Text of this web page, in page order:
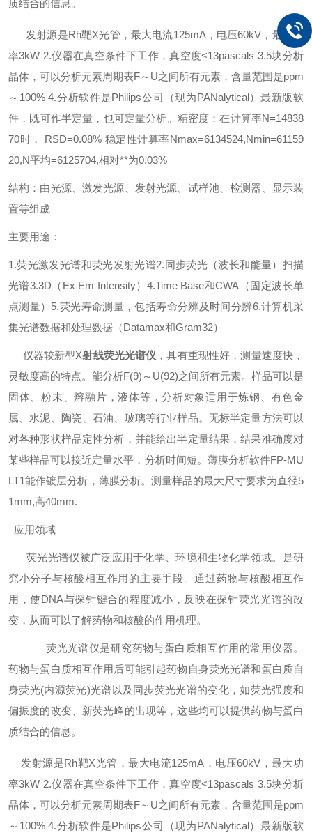
质结合的信息。
发射源是Rh靶X光管，最大电流125mA，电压60kV，最大功
率3kW 2.仪器在真空条件下工作，真空度<13pascals 3.5块分析
晶体，可以分析元素周期表F～U之间所有元素，含量范围是ppm
～100% 4.分析软件是Philips公司（现为PANalytical）最新版软
件，既可作半定量，也可定量分析。精密度：在计算率N=14838
70时， RSD=0.08% 稳定性计算率Nmax=6134524,Nmin=61159
20,N平均=6125704,相对**为0.03%
结构： 由光源、激发光源、发射光源、试样池、检测器、显示装
置等组成
主要用途：
1.荧光激发光谱和荧光发射光谱2.同步荧光（波长和能量）扫描
光谱3.3D（Ex Em Intensity） 4.Time Base和CWA（固定波长单
点测量） 5.荧光寿命测量，包括寿命分辨及时间分辨6.计算机采
集光谱数据和处理数据（Datamax和Gram32）
仪器较新型X射线荧光光谱仪 ，具有重现性好，测量速度快，
灵敏度高的特点。能分析F(9)～U(92)之间所有元素。样品可以是
固体、粉末、熔融片，液体等，分析对象适用于炼钢、有色金
属、水泥、陶瓷、石油、玻璃等行业样品。无标半定量方法可以
对各种形状样品定性分析，并能给出半定量结果，结果准确度对
某些样品可以接近定量水平，分析时间短。薄膜分析软件FP-MU
LT1能作镀层分析，薄膜分析。测量样品的最大尺寸要求为直径5
1mm,高40mm.
应用领域
荧光光谱仪被广泛应用于化学、环境和生物化学领域。是研
究小分子与核酸相互作用的主要手段。通过药物与核酸相互作
用，使DNA与探针键合的程度减小，反映在探针荧光光谱的改
变，从而可以了解药物和核酸的作用机理。
荧光光谱仪是研究药物与蛋白质相互作用的常用仪器。
药物与蛋白质相互作用后可能引起药物自身荧光光谱和蛋白质自
身荧光(内源荧光)光谱以及同步荧光光谱的变化，如荧光强度和
偏振度的改变、新荧光峰的出现等，这些均可以提供药物与蛋白
质结合的信息。
发射源是Rh靶X光管，最大电流125mA，电压60kV，最大功
率3kW 2.仪器在真空条件下工作，真空度<13pascals 3.5块分析
晶体，可以分析元素周期表F～U之间所有元素，含量范围是ppm
～100% 4.分析软件是Philips公司（现为PANalytical）最新版软